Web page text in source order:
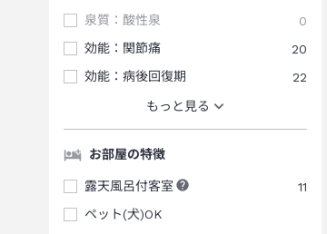
泉質：酸性泉
0
効能：関節痛
20
効能：病後回復期
22
もっと見る
お部屋の特徴
露天風呂付客室
11
ペット(犬)OK